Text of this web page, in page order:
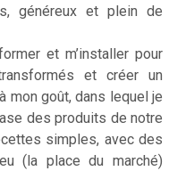
généreux et plein de
et m’installer pour
et créer un
mon goût, dans lequel je
des produits de notre
simples, avec des
(la place du marché)